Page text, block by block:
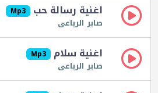
اغنية رسالة حب Mp3
صابر الرباعى
اغنية سلام Mp3
صابر الرباعى